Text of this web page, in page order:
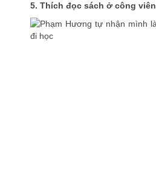
5. Thích đọc sách ở công viên